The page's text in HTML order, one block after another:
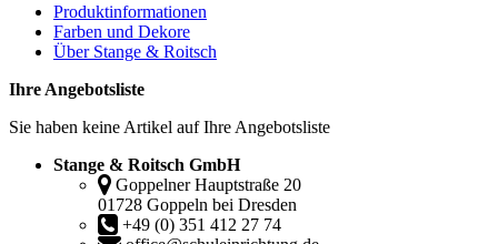
Produktinformationen
Farben und Dekore
Über Stange & Roitsch
Ihre Angebotsliste
Sie haben keine Artikel auf Ihre Angebotsliste
Stange & Roitsch GmbH
Goppelner Hauptstraße 20
01728 Goppeln bei Dresden
+49 (0) 351 412 27 74